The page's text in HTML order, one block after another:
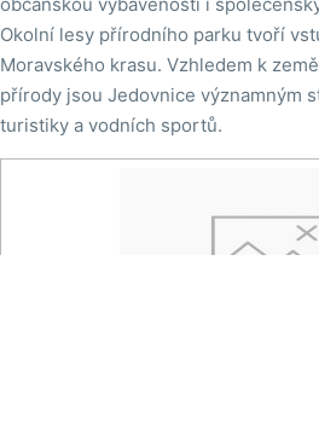
Okolní lesy přírodního parku tvoří
Moravského krasu. Vzhledem k
přírody jsou Jedovnice významným
turistiky a vodních sportů.